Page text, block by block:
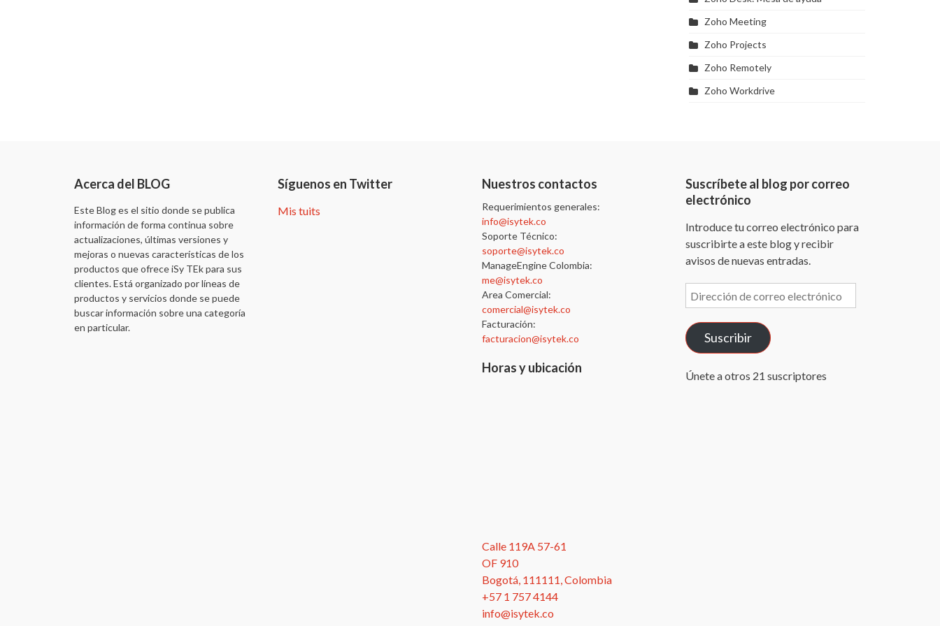
Zoho Meeting
Zoho Projects
Zoho Remotely
Zoho Workdrive
Acerca del BLOG
Este Blog es el sitio donde se publica
información de forma continua sobre
actualizaciones, últimas versiones y
mejoras o nuevas características de los
productos que ofrece iSy TEk para sus
clientes. Está organizado por líneas de
productos y servicios donde se puede
buscar información sobre una categoría
en particular.
Síguenos en Twitter
Mis tuits
Nuestros contactos
Requerimientos generales:
info@isytek.co
Soporte Técnico:
soporte@isytek.co
ManageEngine Colombia:
me@isytek.co
Area Comercial:
comercial@isytek.co
Facturación:
facturacion@isytek.co
Horas y ubicación
Calle 119A 57-61
OF 910
Bogotá, 111111, Colombia
+57 1 757 4144
info@isytek.co
Suscríbete al blog por correo
electrónico
Introduce tu correo electrónico para
suscribirte a este blog y recibir
avisos de nuevas entradas.
Dirección
de
correo
electrónico
Suscribir
Únete a otros 21 suscriptores